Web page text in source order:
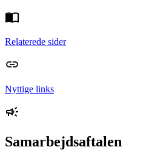
Relaterede sider
Nyttige links
Samarbejdsaftalen